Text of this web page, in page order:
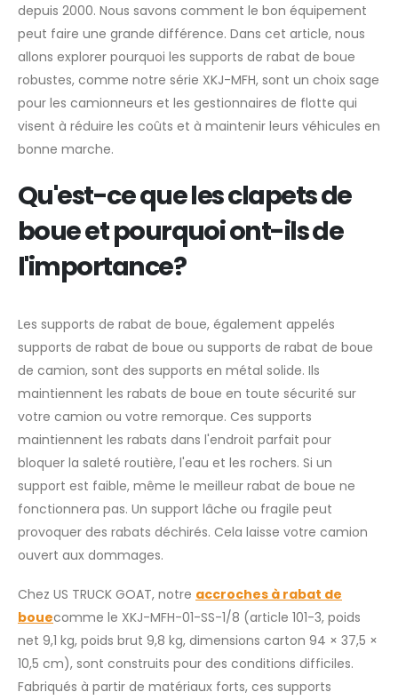
depuis 2000. Nous savons comment le bon équipement
peut faire une grande différence. Dans cet article, nous
allons explorer pourquoi les supports de rabat de boue
robustes, comme notre série XKJ-MFH, sont un choix sage
pour les camionneurs et les gestionnaires de flotte qui
visent à réduire les coûts et à maintenir leurs véhicules en
bonne marche.
Qu'est-ce que les clapets de
boue et pourquoi ont-ils de
l'importance?
Les supports de rabat de boue, également appelés
supports de rabat de boue ou supports de rabat de boue
de camion, sont des supports en métal solide. Ils
maintiennent les rabats de boue en toute sécurité sur
votre camion ou votre remorque. Ces supports
maintiennent les rabats dans l'endroit parfait pour
bloquer la saleté routière, l'eau et les rochers. Si un
support est faible, même le meilleur rabat de boue ne
fonctionnera pas. Un support lâche ou fragile peut
provoquer des rabats déchirés. Cela laisse votre camion
ouvert aux dommages.
Chez US TRUCK GOAT, notre accroches à rabat de
bouecomme le XKJ-MFH-01-SS-1/8 (article 101-3, poids
net 9,1 kg, poids brut 9,8 kg, dimensions carton 94 × 37,5 ×
10,5 cm), sont construits pour des conditions difficiles.
Fabriqués à partir de matériaux forts, ces supports